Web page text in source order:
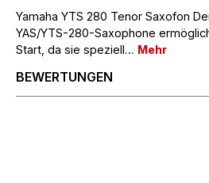
Yamaha YTS 280 Tenor Saxofon
YAS/YTS-280-Saxophone
Start, da sie speziell… Mehr
BEWERTUNGEN